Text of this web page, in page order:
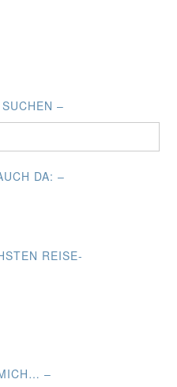
–
DA: –
REISE-
–